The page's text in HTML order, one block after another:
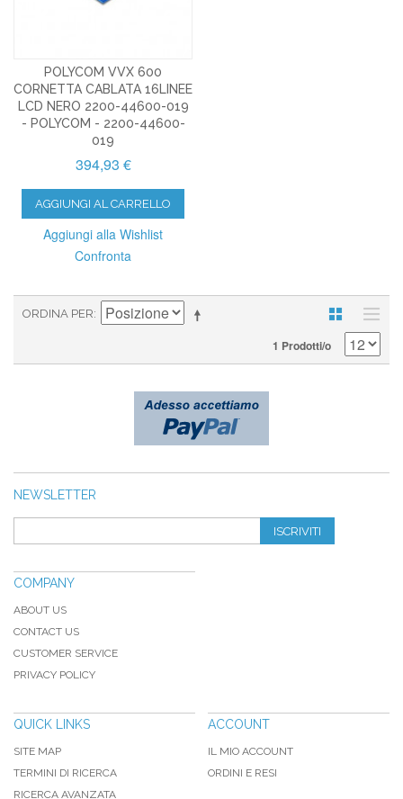
POLYCOM VVX 600
CORNETTA CABLATA 16LINEE
LCD NERO 2200-44600-019
- POLYCOM - 2200-44600-
019
394,93 €
AGGIUNGI AL CARRELLO
Aggiungi alla Wishlist
Confronta
ORDINA PER
1 Prodotti/o
NEWSLETTER
ISCRIVITI
COMPANY
ABOUT US
CONTACT US
CUSTOMER SERVICE
PRIVACY POLICY
QUICK LINKS
SITE MAP
TERMINI DI RICERCA
RICERCA AVANZATA
ACCOUNT
IL MIO ACCOUNT
ORDINI E RESI